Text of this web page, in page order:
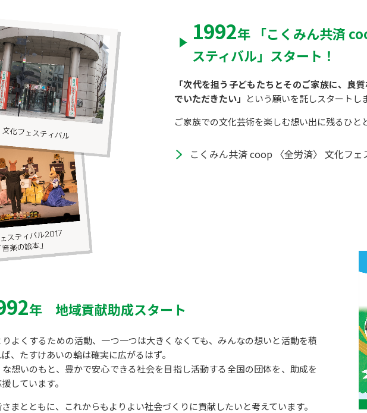
1992年 「こくみん共済
スティバル」スタート！
「次代を担う子どもたちとそのご家族に、良
でいただきたい」 という願いを託しスタートし
ご家族での文化芸術を楽しむ想い出に残るひと
こくみん共済 coop 〈全労済〉 文化フェ
年 地域貢献助成スタート
よくするための活動、一つ一つは大きくなくても、みんなの想いと活動を積
、たすけあいの輪は確実に広がるはず。
想いのもと、豊かで安心できる社会を目指し活動する全国の団体を、助成を
しています。
まとともに、これからもよりよい社会づくりに貢献したいと考えています。